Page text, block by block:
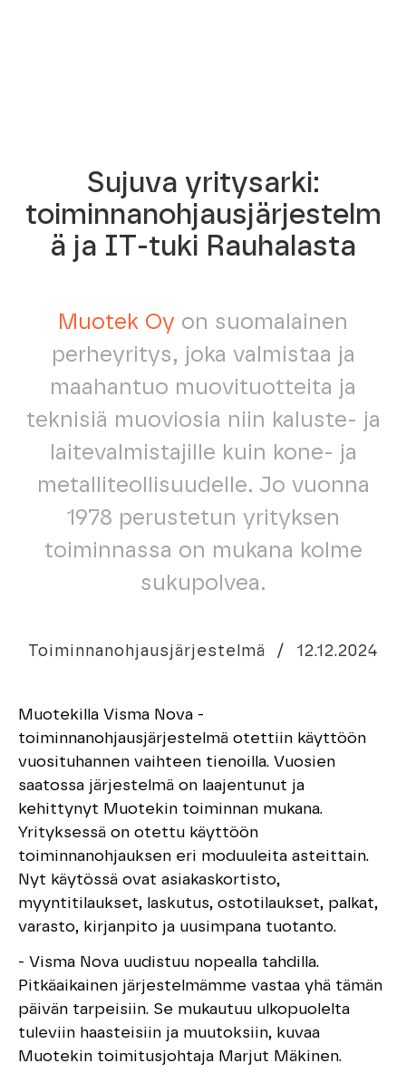
Sujuva yritysarki:
toiminnanohjausjärjestelm
ä ja IT-tuki Rauhalasta
Muotek Oy on suomalainen
perheyritys, joka valmistaa ja
maahantuo muovituotteita ja
teknisiä muoviosia niin kaluste- ja
laitevalmistajille kuin kone- ja
metalliteollisuudelle. Jo vuonna
1978 perustetun yrityksen
toiminnassa on mukana kolme
sukupolvea.
Toiminnanohjausjärjestelmä / 12.12.2024
Muotekilla Visma Nova -
toiminnanohjausjärjestelmä otettiin käyttöön
vuosituhannen vaihteen tienoilla. Vuosien
saatossa järjestelmä on laajentunut ja
kehittynyt Muotekin toiminnan mukana.
Yrityksessä on otettu käyttöön
toiminnanohjauksen eri moduuleita asteittain.
Nyt käytössä ovat asiakaskortisto,
myyntitilaukset, laskutus, ostotilaukset, palkat,
varasto, kirjanpito ja uusimpana tuotanto.
- Visma Nova uudistuu nopealla tahdilla.
Pitkäaikainen järjestelmämme vastaa yhä tämän
päivän tarpeisiin. Se mukautuu ulkopuolelta
tuleviin haasteisiin ja muutoksiin, kuvaa
Muotekin toimitusjohtaja Marjut Mäkinen.